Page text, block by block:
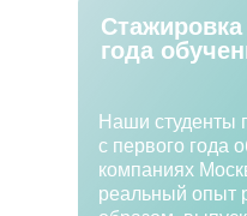
года
Наши студенты
с первого года
компаниях
реальный опыт